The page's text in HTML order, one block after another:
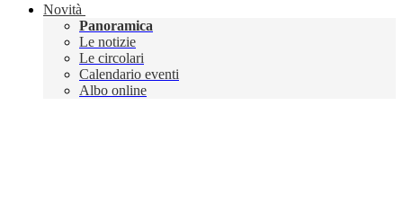
Novità
Panoramica
Le notizie
Le circolari
Calendario eventi
Albo online